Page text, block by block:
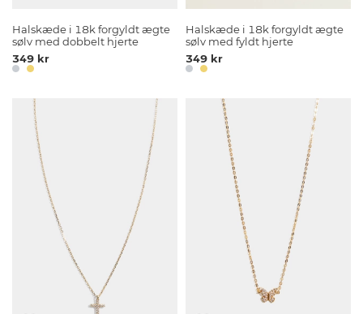
Halskæde i 18k forgyldt ægte
sølv med dobbelt hjerte
349 kr
Halskæde i 18k forgyldt ægte
sølv med fyldt hjerte
349 kr